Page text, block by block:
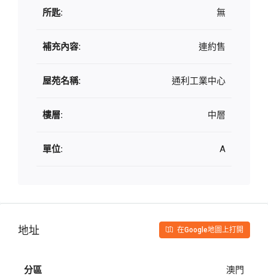
所匙: 無
補充內容: 連約售
屋苑名稱: 通利工業中心
樓層: 中層
單位: A
地址 在Google地圖上打開
分區 澳門